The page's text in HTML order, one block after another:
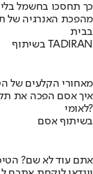
כך תחסכו בחשמל בלי
מהפכת האנרגיה של
בבית
בשיתוף TADIRAN
מאחורי הקלעים של
לאומי?
בשיתוף אסם
אתם עוד לא שם?